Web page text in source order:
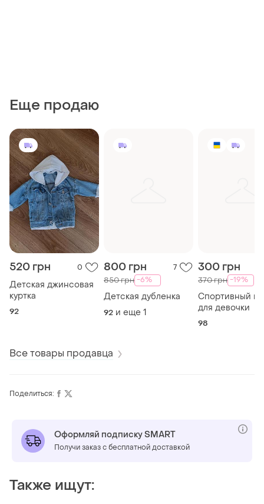
Еще продаю
520 грн 0
Детская джинсовая
куртка
92
800 грн 7
850 грн -6%
Детская дубленка
92 и еще 1
300 грн
370 грн -19%
Спортивный
для девочки
98
Все товары продавца
Поделиться:
Оформляй подписку SMART
Получи заказ с бесплатной доставкой
Также ищут: